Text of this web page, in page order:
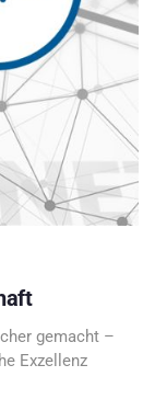
gemacht –
Exzellenz